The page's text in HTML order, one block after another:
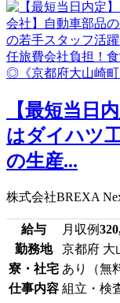
【最短当日
はダイハツ
の生産...
株式会社BREXA
給与 月収例
勤務地
京都府 大
寮・社宅 あり（無
仕事内容 組立・検